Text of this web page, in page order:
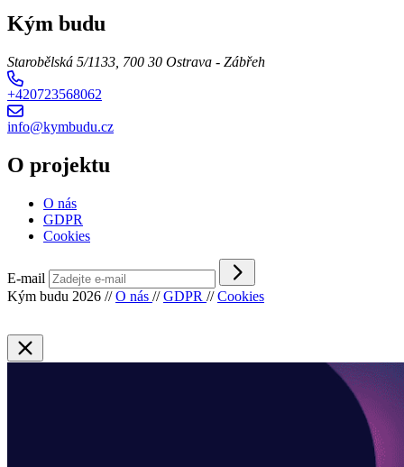
Kým budu
Starobělská 5/1133, 700 30 Ostrava - Zábřeh
+420723568062
info@kymbudu.cz
O projektu
O nás
GDPR
Cookies
E-mail
Kým budu 2026 // O nás // GDPR // Cookies